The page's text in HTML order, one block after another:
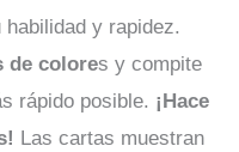
habilidad y rapidez.
de colores y compite
rápido posible. ¡Hace
Las cartas muestran